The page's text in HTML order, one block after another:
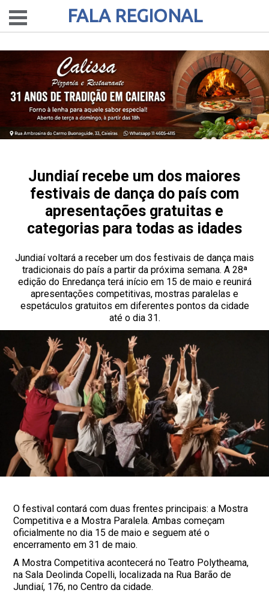
FALA REGIONAL
Jundiaí recebe um dos maiores
festivais de dança do país com
apresentações gratuitas e
categorias para todas as idades
Jundiaí voltará a receber um dos festivais de dança mais
tradicionais do país a partir da próxima semana. A 28ª
edição do Enredança terá início em 15 de maio e reunirá
apresentações competitivas, mostras paralelas e
espetáculos gratuitos em diferentes pontos da cidade
até o dia 31.
O festival contará com duas frentes principais: a Mostra
Competitiva e a Mostra Paralela. Ambas começam
oficialmente no dia 15 de maio e seguem até o
encerramento em 31 de maio.
A Mostra Competitiva acontecerá no Teatro Polytheama,
na Sala Deolinda Copelli, localizada na Rua Barão de
Jundiaí, 176, no Centro da cidade.